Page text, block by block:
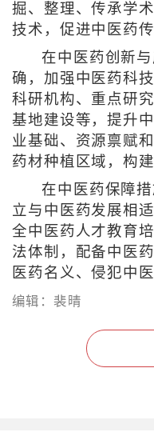
掘、整理、传承学
技术，促进中医药传
在中医药创新
确，加强中医药科
科研机构、重点研
基地建设等，提升
业基础、资源禀赋
药材种植区域，构
在中医药保障
立与中医药发展相
全中医药人才教育
法体制，配备中医
医药名义、侵犯中
编辑：裴晴